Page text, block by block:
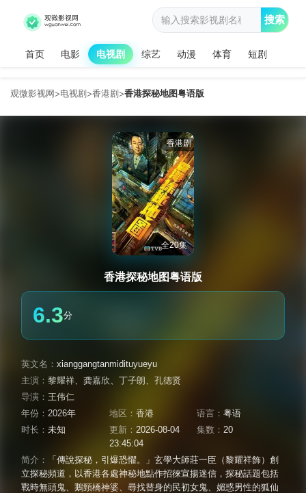
首页 电影 电视剧 综艺 动漫 体育 短剧
搜索
观微影视网>电视剧 >香港剧 >香港探秘地图粤语版
香港剧
全20集
香港探秘地图粤语版
6.3分
英文名： xianggangtanmidituyueyu
主演： 黎耀祥、 龚嘉欣、 丁子朗、 孔德贤
导演： 王伟仁
年份： 2026年 地区： 香港 语言：粤语
时长： 未知 更新： 2026-08-04
23:45:04
集数：20
简介：
「傳說探秘，引爆恐懼。」玄學大師莊一臣（黎耀祥飾）創
立探秘頻道，以香港各處神秘地點作招徠宣揚迷信，探秘話題包括
戰時無頭鬼、鵝頸橋神婆、尋找替身的民初女鬼、媚惑男性的狐仙